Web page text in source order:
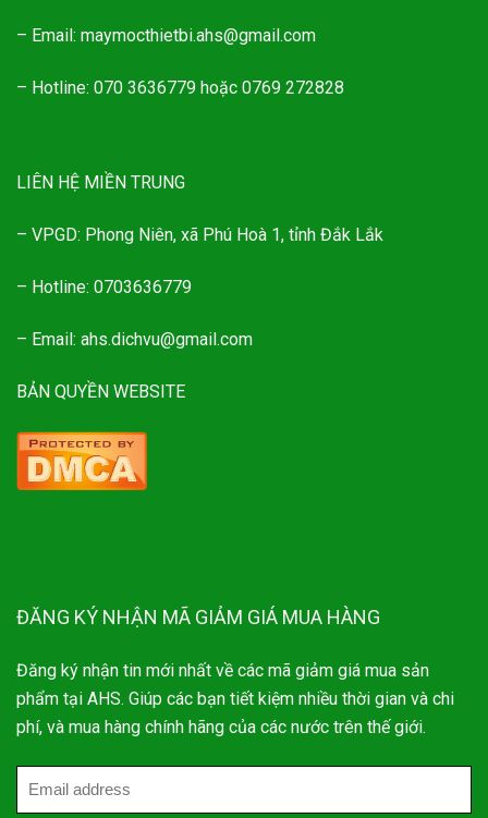
– Email: maymocthietbi.ahs@gmail.com
– Hotline: 070 3636779 hoặc 0769 272828
LIÊN HỆ MIỀN TRUNG
– VPGD: Phong Niên, xã Phú Hoà 1, tỉnh Đắk Lắk
– Hotline: 0703636779
– Email: ahs.dichvu@gmail.com
BẢN QUYỀN WEBSITE
ĐĂNG KÝ NHẬN MÃ GIẢM GIÁ MUA HÀNG
Đăng ký nhận tin mới nhất về các mã giảm giá mua sản
phẩm tại AHS. Giúp các bạn tiết kiệm nhiều thời gian và chi
phí, và mua hàng chính hãng của các nước trên thế giới.